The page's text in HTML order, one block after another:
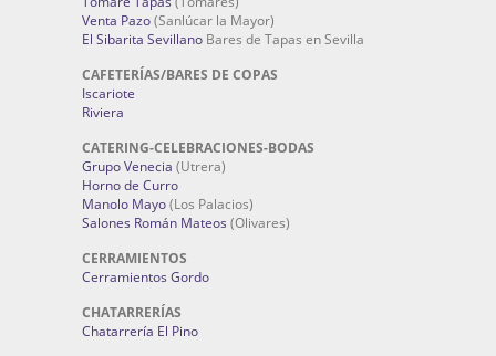
Venta Pazo(Sanlúcar la Mayor)
El Sibarita Sevillano Bares de Tapas en Sevilla
CAFETERÍAS/BARES DE COPAS
Iscariote
Riviera
CATERING-CELEBRACIONES-BODAS
Grupo Venecia (Utrera)
Horno de Curro
Manolo Mayo(Los Palacios)
Salones Román Mateos (Olivares)
CERRAMIENTOS
Cerramientos Gordo
CHATARRERÍAS
Chatarrería El Pino